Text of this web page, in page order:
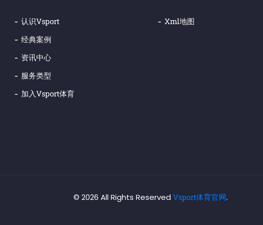
认识Vsport
经典案例
资讯中心
服务类型
加入Vsport体育
Xml地图
© 2026 All Rights Reserved Vsport体育官网.